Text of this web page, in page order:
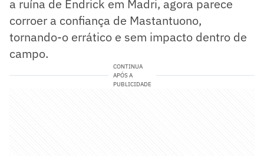
a ruína de Endrick em Madri, agora parece
corroer a confiança de Mastantuono,
tornando-o errático e sem impacto dentro de
campo.
CONTINUA
APÓS A
PUBLICIDADE